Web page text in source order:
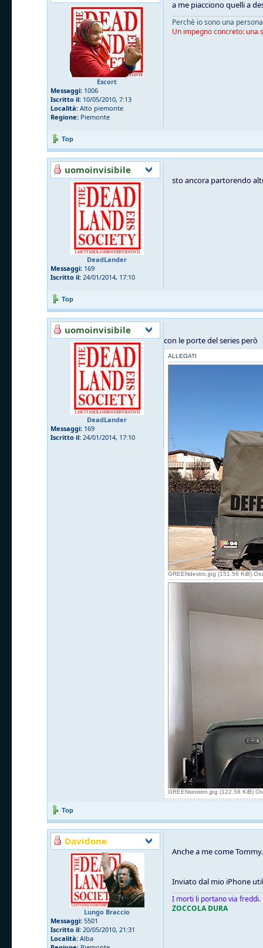
Escort
Messaggi: 1006
Iscritto il: 10/05/2010, 7:13
Località: Alto piemonte
Regione: Piemonte
a me piacciono quelli a
Perchè io sono una
Un impegno concreto: una
Top
uomoinvisibile
DeadLander
Messaggi: 169
Iscritto il: 24/01/2014, 17:10
sto ancora partorendo
Top
uomoinvisibile
DeadLander
Messaggi: 169
Iscritto il: 24/01/2014, 17:10
con le porte del series però
ALLEGATI
GREENdestro.jpg (151.56 KiB)
GREENsinistro.jpg (122.58 KiB)
Top
Davidone
Lungo Braccio
Messaggi: 5501
Iscritto il: 20/05/2010, 21:31
Località: Alba
Anche a me come
Inviato dal mio iPhone
I morti li portano via freddi.
ZOCCOLA DURA